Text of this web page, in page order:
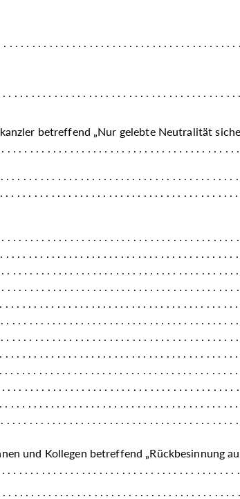
betreffend „Nur gelebte Neutralität
und Kollegen betreffend „Rückbesinnung